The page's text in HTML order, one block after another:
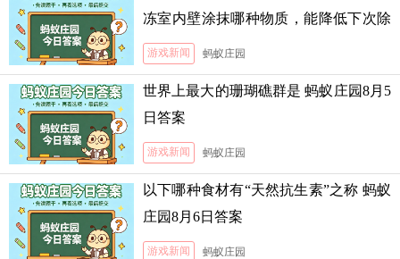
冻室内壁涂抹哪种物质，能降低下次除
霜的难度
游戏新闻 蚂蚁庄园
世界上最大的珊瑚礁群是 蚂蚁庄园8月5
日答案
游戏新闻 蚂蚁庄园
以下哪种食材有“天然抗生素”之称 蚂蚁
庄园8月6日答案
游戏新闻 蚂蚁庄园